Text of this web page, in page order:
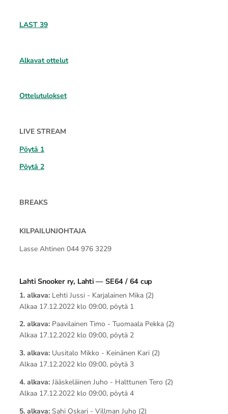
LAST 39
Alkavat ottelut
Ottelutulokset
LIVE STREAM
Pöytä 1
Pöytä 2
BREAKS
KILPAILUNJOHTAJA
Lasse Ahtinen 044 976 3229
Lahti Snooker ry, Lahti — SE64 / 64 cup
1. alkava:Lehti Jussi - Karjalainen Mika (2)
Alkaa 17.12.2022 klo 09:00, pöytä 1
2. alkava:Paavilainen Timo - Tuomaala Pekka (2)
Alkaa 17.12.2022 klo 09:00, pöytä 2
3. alkava:Uusitalo Mikko - Keinänen Kari (2)
Alkaa 17.12.2022 klo 09:00, pöytä 3
4. alkava:Jääskeläinen Juho - Halttunen Tero (2)
Alkaa 17.12.2022 klo 09:00, pöytä 4
5. alkava:Sahi Oskari - Villman Juho (2)